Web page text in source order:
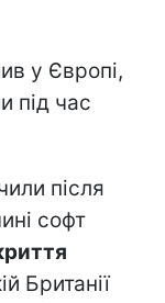
та часу на
що